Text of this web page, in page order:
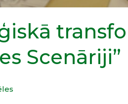
Scenāriji”